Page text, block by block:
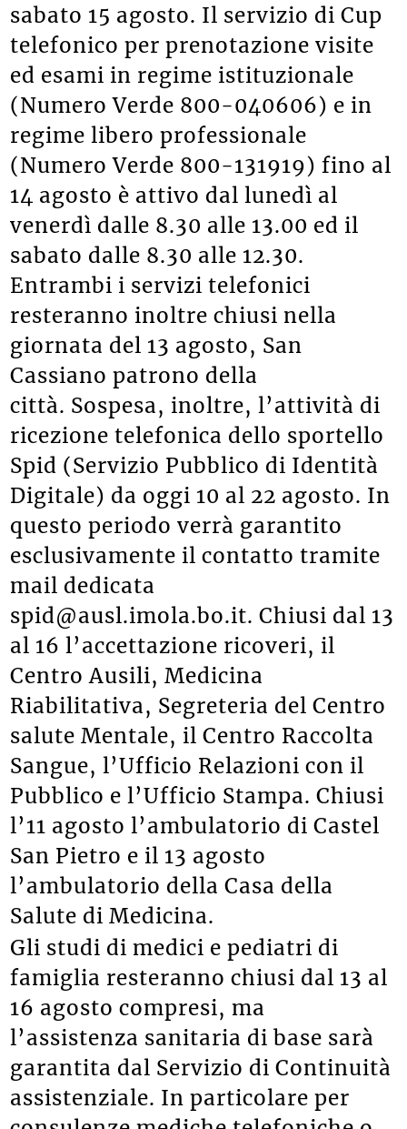
sabato 15 agosto. Il servizio di Cup
telefonico per prenotazione visite
ed esami in regime istituzionale
(Numero Verde 800-040606) e in
regime libero professionale
(Numero Verde 800-131919) fino al
14 agosto è attivo dal lunedì al
venerdì dalle 8.30 alle 13.00 ed il
sabato dalle 8.30 alle 12.30.
Entrambi i servizi telefonici
resteranno inoltre chiusi nella
giornata del 13 agosto, San
Cassiano patrono della
città. Sospesa, inoltre, l’attività di
ricezione telefonica dello sportello
Spid (Servizio Pubblico di Identità
Digitale) da oggi 10 al 22 agosto. In
questo periodo verrà garantito
esclusivamente il contatto tramite
mail dedicata
spid@ausl.imola.bo.it. Chiusi dal 13
al 16 l’accettazione ricoveri, il
Centro Ausili, Medicina
Riabilitativa, Segreteria del Centro
salute Mentale, il Centro Raccolta
Sangue, l’Ufficio Relazioni con il
Pubblico e l’Ufficio Stampa. Chiusi
l’11 agosto l’ambulatorio di Castel
San Pietro e il 13 agosto
l’ambulatorio della Casa della
Salute di Medicina.
Gli studi di medici e pediatri di
famiglia resteranno chiusi dal 13 al
16 agosto compresi, ma
l’assistenza sanitaria di base sarà
garantita dal Servizio di Continuità
assistenziale. In particolare per